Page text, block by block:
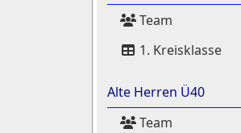
Team
1. Kreisklasse
Alte Herren Ü40
Team